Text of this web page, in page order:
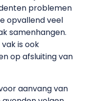
problemen
opvallend veel
samenhangen.
is ook
op afsluiting van
aanvang van